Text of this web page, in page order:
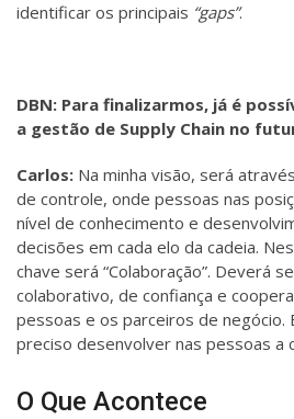
identificar os principais “gaps”.
DBN: Para finalizarmos, já é
a gestão de Supply Chain no
Carlos: Na minha visão, será
de controle, onde pessoas nas
nível de conhecimento e
decisões em cada elo da cadeia.
chave será “Colaboração”. Deverá
colaborativo, de confiança e
pessoas e os parceiros de negócio.
preciso desenvolver nas pessoas a
O Que Acontece